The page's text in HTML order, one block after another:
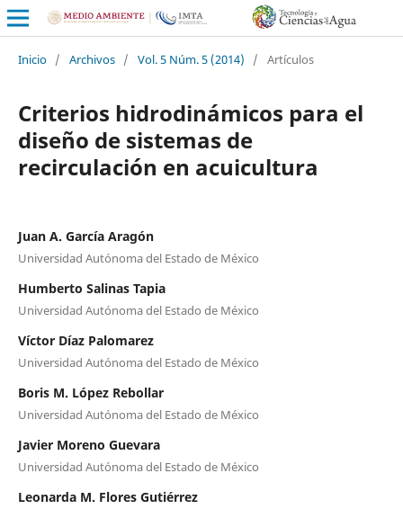
Inicio / Archivos / Vol. 5 Núm. 5 (2014) / Artículos
Criterios hidrodinámicos para el
diseño de sistemas de
recirculación en acuicultura
Juan A. García Aragón
Universidad Autónoma del Estado de México
Humberto Salinas Tapia
Universidad Autónoma del Estado de México
Víctor Díaz Palomarez
Universidad Autónoma del Estado de México
Boris M. López Rebollar
Universidad Autónoma del Estado de México
Javier Moreno Guevara
Universidad Autónoma del Estado de México
Leonarda M. Flores Gutiérrez